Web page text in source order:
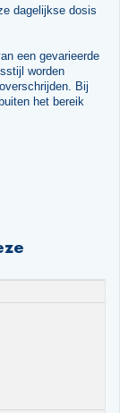
dagelijkse dosis
een gevarieerde
worden
Bij
het bereik